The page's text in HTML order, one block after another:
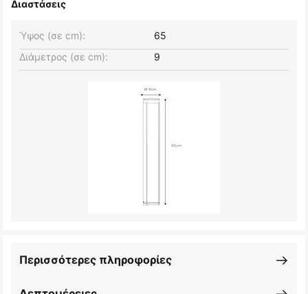
Διαστάσεις
Ύψος (σε cm):
65
Διάμετρος (σε cm):
9
Περισσότερες πληροφορίες